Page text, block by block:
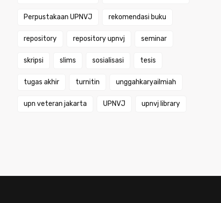
Perpustakaan UPNVJ rekomendasi buku
repository repository upnvj seminar
skripsi slims sosialisasi tesis
tugas akhir turnitin unggahkaryailmiah
upn veteran jakarta UPNVJ upnvj library